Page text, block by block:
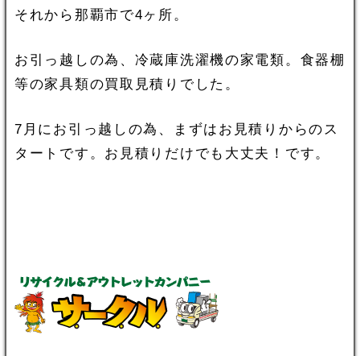
それから那覇市で4ヶ所。
お引っ越しの為、冷蔵庫洗濯機の家電類。食器棚
等の家具類の買取見積りでした。
7月にお引っ越しの為、まずはお見積りからのス
タートです。お見積りだけでも大丈夫！です。